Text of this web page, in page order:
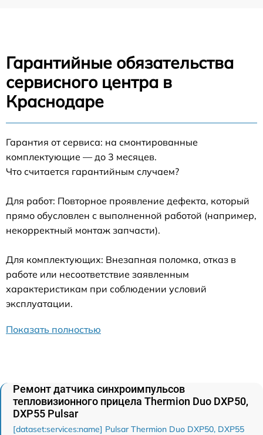
Гарантийные обязательства
сервисного центра в
Краснодаре
Гарантия от сервиса: на смонтированные
комплектующие — до 3 месяцев.
Что считается гарантийным случаем?
Для работ: Повторное проявление дефекта, который
прямо обусловлен с выполненной работой (например,
некорректный монтаж запчасти).
Для комплектующих: Внезапная поломка, отказ в
работе или несоответствие заявленным
характеристикам при соблюдении условий
эксплуатации.
Показать полностью
Ремонт датчика синхроимпульсов
тепловизионного прицела Thermion Duo DXP50,
DXP55 Pulsar
[dataset:services:name] Pulsar Thermion Duo DXP50, DXP55